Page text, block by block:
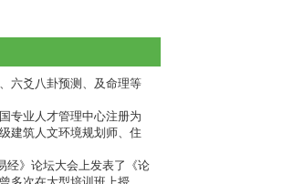
六爻八卦预测、及命理等
专业人才管理中心注册为
建筑人文环境规划师、住
经》论坛大会上发表了《论